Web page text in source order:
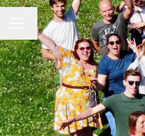
Menu carrière
Changer la langue